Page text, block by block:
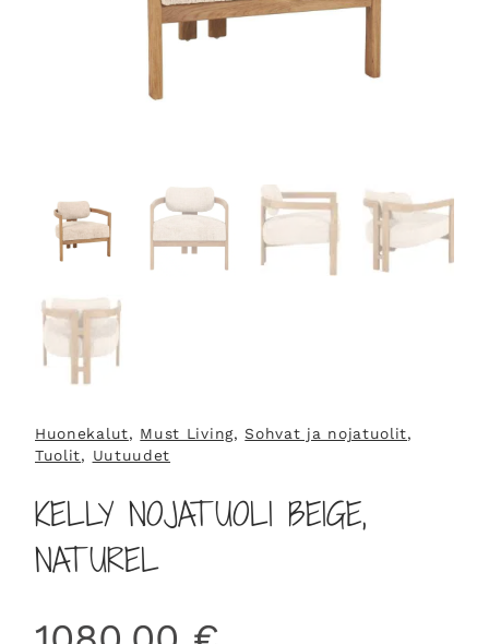
Huonekalut, Must Living, Sohvat ja nojatuolit
Tuolit, Uutuudet
KELLY NOJATUOLI BEIGE,
NATUREL